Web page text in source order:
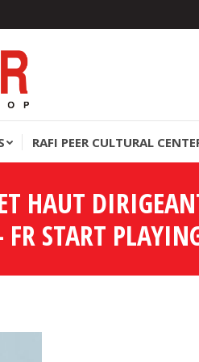
RAFI PEER CULTURAL
HAUT
START